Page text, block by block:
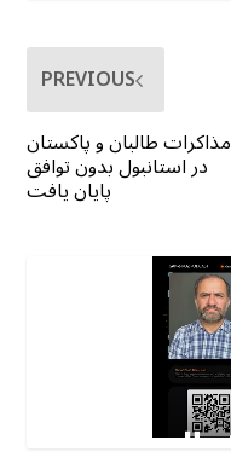
PREVIOUS
مذاکرات طالبان و پاکستان
در استانبول بدون توافق
پایان یافت